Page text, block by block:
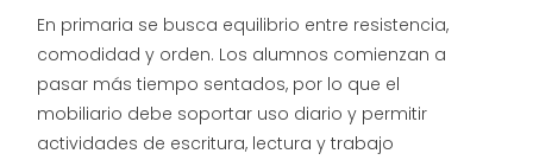
En primaria se busca equilibrio entre resistencia,
comodidad y orden. Los alumnos comienzan a
pasar más tiempo sentados, por lo que el
mobiliario debe soportar uso diario y permitir
actividades de escritura, lectura y trabajo